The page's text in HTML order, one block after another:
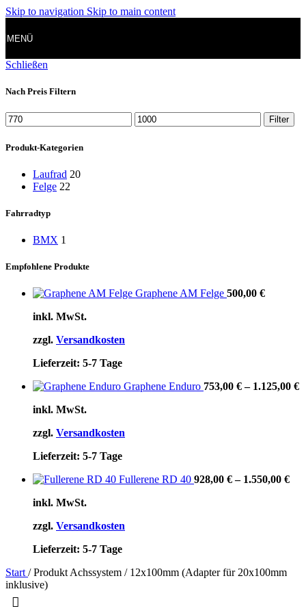
Skip to navigation Skip to main content
MENÜ
Schließen
Nach Preis Filtern
Min.
Preis
Max.
Preis
Filter
Produkt-Kategorien
Laufrad 20
Felge 22
Fahrradtyp
BMX 1
Empfohlene Produkte
Graphene AM Felge 500,00 €
inkl. MwSt.
zzgl. Versandkosten
Lieferzeit: 5-7 Tage
Graphene Enduro 753,00 €– 1.125,00 €
inkl. MwSt.
zzgl. Versandkosten
Lieferzeit: 5-7 Tage
Fullerene RD 40 928,00 €– 1.550,00 €
inkl. MwSt.
zzgl. Versandkosten
Lieferzeit: 5-7 Tage
Start / Produkt Achssystem / 12x100mm (Adapter für 20x100mm
inklusive)